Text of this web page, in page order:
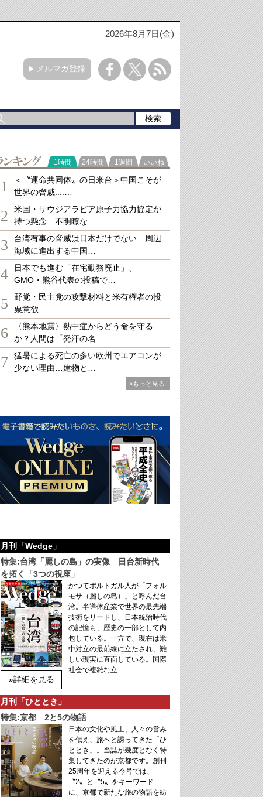
2026年8月7日(金)
メルマガ登録
ランキング
1時間 24時間 1週間 いいね
1
＜〝運命共同体〟の日米台＞中国こそが
世界の脅威....…
2
米国・サウジアラビア原子力協力協定が
持つ懸念…不明瞭な…
3
台湾有事の脅威は日本だけでない…周辺
海域に進出する中国…
4
日本でも進む「在宅勤務廃止」、
GMO・熊谷代表の投稿で…
5
野党・民主党の攻撃材料と米有権者の投
票意欲
6
〈熊本地震〉熱中症からどう命を守る
か？人間は「発汗の名…
7
猛暑による死亡の多い欧州でエアコンが
少ない理由…建物と…
»もっと見る
月刊「Wedge」
特集:台湾「麗しの島」の実像 日台新時代
を拓く「3つの視座」
»詳細を見る
かつてポルトガル人が「フォル
モサ（麗しの島）」と呼んだ台
湾。半導体産業で世界の最先端
技術をリードし、日本統治時代
の記憶も、歴史の一部として内
包している。一方で、現在は米
中対立の最前線に立たされ、難
しい現実に直面している。国際
社会で複雑な立…
月刊「ひととき」
特集:京都 2と5の物語
日本の文化や風土、人々の営み
を伝え、旅へと誘ってきた「ひ
ととき」。当誌が幾度となく特
集してきたのが京都です。創刊
25周年を迎える今号では、
〝2〟と〝5〟をキーワード
に、京都で新たな旅の物語を紡